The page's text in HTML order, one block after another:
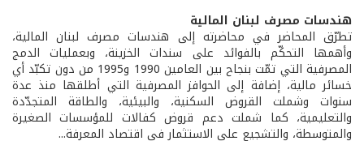
هندسات مصرف لبنان المالية
تطرّق المحاضر في محاضرته إلى هندسات مصرف لبنان المالية،
وأهمها التحكّم بالفوائد على سندات الخزينة، وبعمليات الدمج
المصرفية التي تمّت بنجاح بين العامين 1990 و1995 من دون تكبّد أي
خسائر مالية، إضافة إلى الحوافز المصرفية التي أطلقها منذ عدة
سنوات وشملت القروض السكنية، والبيئية، والطاقة المتجدّدة
والتعليمية، كما شملت دعم قروض كفالات للمؤسسات الصغيرة
والمتوسطة، والتشجيع على الاستثمار في اقتصاد المعرفة...